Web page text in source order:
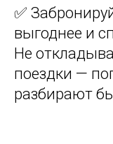
✅
выгоднее и
Не
поездки —
разбирают